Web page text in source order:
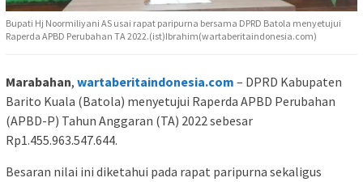
Bupati Hj Noormiliyani AS usai rapat paripurna bersama DPRD Batola menyetujui
Raperda APBD Perubahan TA 2022.(ist)Ibrahim(wartaberitaindonesia.com)
Marabahan, wartaberitaindonesia.com – DPRD Kabupaten
Barito Kuala (Batola) menyetujui Raperda APBD Perubahan
(APBD-P) Tahun Anggaran (TA) 2022 sebesar
Rp1.455.963.547.644.
Besaran nilai ini diketahui pada rapat paripurna sekaligus